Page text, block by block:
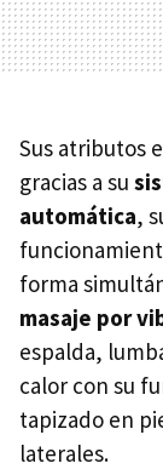
Sus atributos
gracias a su
automática,
forma
masaje por
espalda,
calor con su
tapizado en
laterales.